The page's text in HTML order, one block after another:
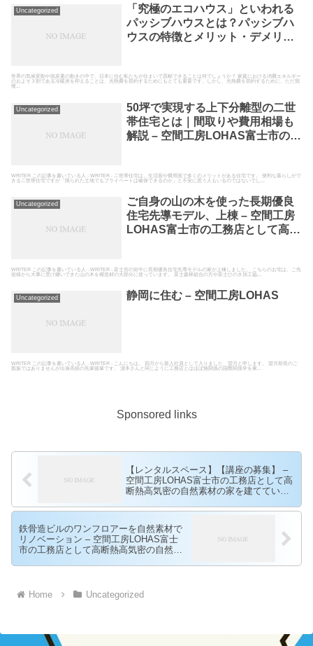
Uncategorized
「究極のエコハウス」といわれる
パッシブハウスとは？パッシブハ
ウスの特徴とメリット・デメリッ
世界の気候変動や脱炭素の動きの中で、日本に住む私たちが住まいで貢献できることは何でしょうか？ 家庭における消費エネルギー
のおよそ３割である冷暖房を抑えることは、光熱費を節約するためにもとても重要です。しかし、光熱費を節約するために、ただ我
慢...
Uncategorized
50坪で実現する上下分離型の二世
帯住宅とは｜間取りや費用相場も
解説 – 空間工房LOHAS富士市の工
LOHAS
WRITER この記事を書いている人 - WRITER - 二世帯住宅は、生活面や費用面で多くのメリットがある住宅です。 便利な暮らしがで
きる二世帯住宅ですが「限られた土地でもプライベートは確保できるのか」と不安に思う人もいるのではないでし...
Uncategorized
ご自身の山の木を使った長期優良
住宅先導モデル、上棟 – 空間工房
LOHAS富士市の工務店として高断
WRITER この記事を書いている人 - WRITER - 富士宮の街中に長期優良住宅先導モデルの家が上棟しました。 こちらのお宅は、ご先
祖様から大事に受け継いできた山の木を構造材の大部分に使っています。 富士森林組合の方や富士ひのき加工協...
Uncategorized 静岡に住む – 空間工房LOHAS
WRITER この記事を書いている人 - WRITER - こんにちは。 四月から新入社員として入りました、望月と申します。 望月部長のご
親族ではありませんが出身高校の先輩後輩です。 濵本さんと同じように工務店とはほぼ無関係の国際関係学を東...
Sponsored links
【レンタルスペース】【講座の募集】 –
空間工房LOHAS富士市の工務店として高
断熱高気密の自然素材の家を建てている
鉄骨造ビルのワンフロアーを自然素材で
リノベーション – 空間工房LOHAS富士
市の工務店として高断熱高気密の自然素
Home Uncategorized